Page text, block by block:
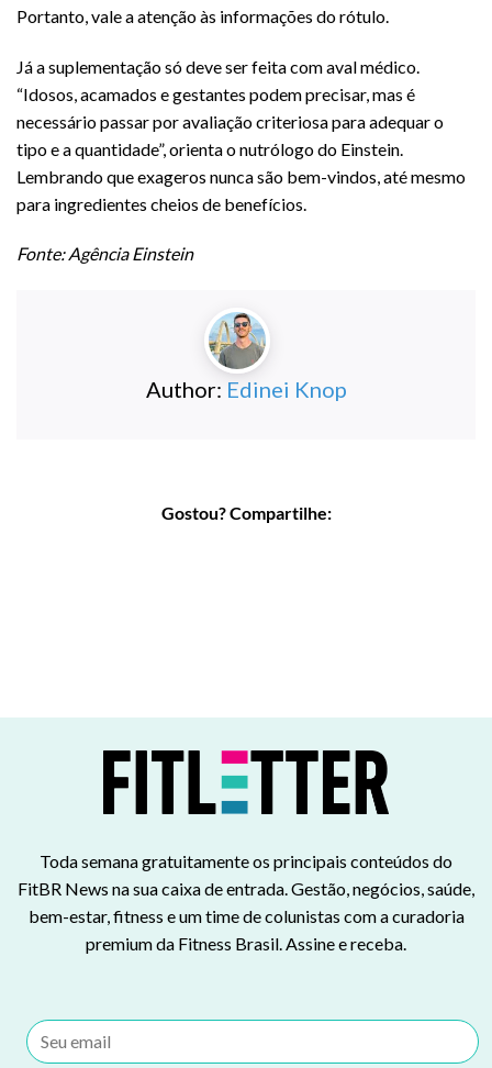
Portanto, vale a atenção às informações do rótulo.
Já a suplementação só deve ser feita com aval médico.
“Idosos, acamados e gestantes podem precisar, mas é
necessário passar por avaliação criteriosa para adequar o
tipo e a quantidade”, orienta o nutrólogo do Einstein.
Lembrando que exageros nunca são bem-vindos, até mesmo
para ingredientes cheios de benefícios.
Fonte: Agência Einstein
Author: Edinei Knop
Gostou? Compartilhe:
Toda semana gratuitamente os principais conteúdos do
FitBR News na sua caixa de entrada. Gestão, negócios, saúde,
bem-estar, fitness e um time de colunistas com a curadoria
premium da Fitness Brasil. Assine e receba.